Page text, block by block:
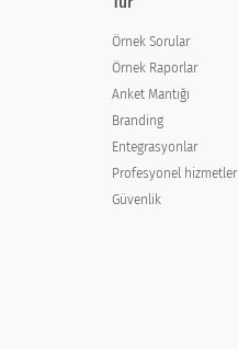
Eyalet/İl
Posta Kodu
Örnek Sorular
Örnek Raporlar
Anket Mantığı
Branding
Entegrasyonlar
Profesyonel hizmetler
Güvenlik